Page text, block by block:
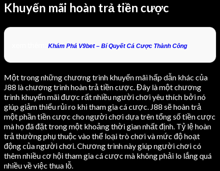
Khuyến mãi hoàn trả tiền cược
Khám Phá V9bet – Bí Quyết Cá Cược Thành Công
Một trong những chương trình khuyến mãi hấp dẫn khác của
J88 là chương trình hoàn trả tiền cược. Đây là một chương
trình khuyến mãi được rất nhiều người chơi yêu thích bởi nó
giúp giảm thiểu rủi ro khi tham gia cá cược. J88 sẽ hoàn trả
một phần tiền cược cho người chơi dựa trên tổng số tiền cược
mà họ đã đặt trong một khoảng thời gian nhất định. Tỷ lệ hoàn
trả thường phụ thuộc vào thể loại trò chơi và mức độ hoạt
động của người chơi. Chương trình này giúp người chơi có
thêm nhiều cơ hội tham gia cá cược mà không phải lo lắng quá
nhiều về việc thua lỗ.